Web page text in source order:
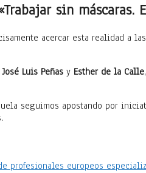
sin máscaras.
acercar esta realidad
José Luis Peñas y Esther de la Calle
seguimos apostando por
profesionales europeos